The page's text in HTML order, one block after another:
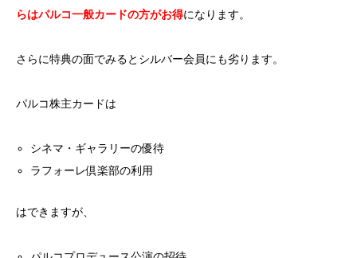
らはパルコ一般カードの方がお得になります。
さらに特典の面でみるとシルバー会員にも劣ります。
パルコ株主カードは
シネマ・ギャラリーの優待
ラフォーレ倶楽部の利用
はできますが、